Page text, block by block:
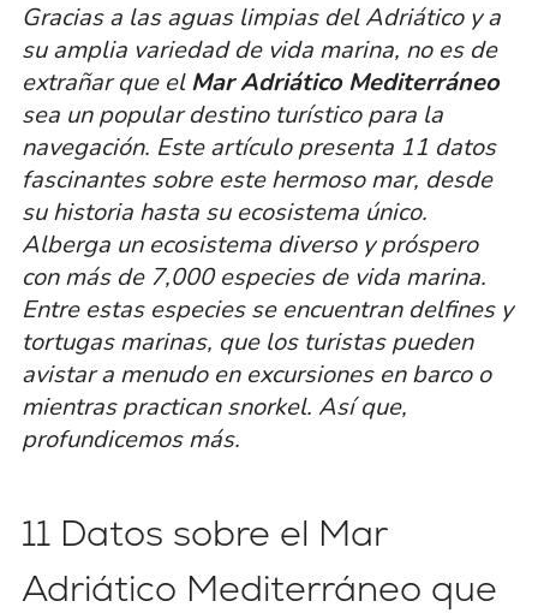
Gracias a las aguas limpias del Adriático y a
su amplia variedad de vida marina, no es de
extrañar que elMar Adriático Mediterráneo
sea un popular destino turístico para la
navegación. Este artículo presenta 11 datos
fascinantes sobre este hermoso mar, desde
su historia hasta su ecosistema único.
Alberga un ecosistema diverso y próspero
con más de 7,000 especies de vida marina.
Entre estas especies se encuentran delfines y
tortugas marinas, que los turistas pueden
avistar a menudo en excursiones en barco o
mientras practican snorkel. Así que,
profundicemos más.
11 Datos sobre el Mar
Adriático Mediterráneo que